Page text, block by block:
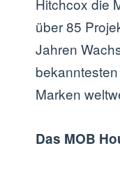
Hitchcox die
über 85
Jahren
Marken
Das MOB